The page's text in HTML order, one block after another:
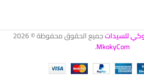
للسيداتجميع الحقوق محفوظة © 2026
MkokyCom
.